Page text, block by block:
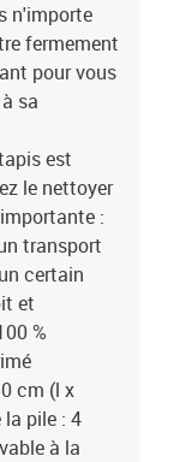
n'importe
fermement
pour vous
sa
est
le nettoyer
:
transport
certain
et
%
cm (l x
pile : 4
à la